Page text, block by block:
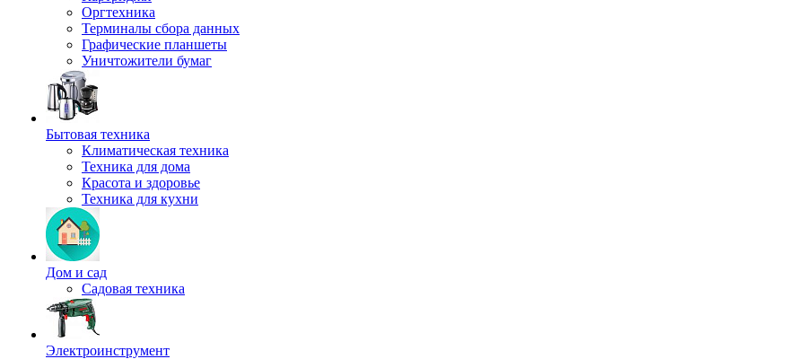
Оргтехника
Терминалы сбора данных
Графические планшеты
Уничтожители бумаг
Бытовая техника
Климатическая техника
Техника для дома
Красота и здоровье
Техника для кухни
Дом и сад
Садовая техника
Электроинструмент